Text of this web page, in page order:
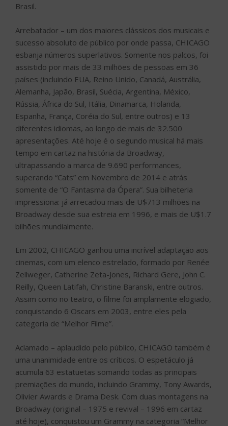
Brasil.
Arrebatador – um dos maiores clássicos dos musicais e
sucesso absoluto de público por onde passa, CHICAGO
esbanja números superlativos. Somente nos palcos, foi
assistido por mais de 33 milhões de pessoas em 36
países (incluindo EUA, Reino Unido, Canadá, Austrália,
Alemanha, Japão, Brasil, Suécia, Argentina, México,
Rússia, África do Sul, Itália, Dinamarca, Holanda,
Espanha, França, Coréia do Sul, entre outros) e 13
diferentes idiomas, ao longo de mais de 32.500
apresentações. Até hoje é o segundo musical há mais
tempo em cartaz na história da Broadway,
ultrapassando a marca de 9.690 performances,
superando “Cats” em Novembro de 2014 e atrás
somente de “O Fantasma da Ópera”. Sua bilheteria
impressiona: já arrecadou mais de U$713 milhões na
Broadway desde sua estreia em 1996, e mais de U$1.7
bilhões mundialmente.
Em 2002, CHICAGO ganhou uma incrível adaptação aos
cinemas, com um elenco estrelado, formado por Renée
Zellweger, Catherine Zeta-Jones, Richard Gere, John C.
Reilly, Queen Latifah, Christine Baranski, entre outros.
Assim como no teatro, o filme foi amplamente elogiado,
conquistando 6 Oscars em 2003, entre eles pela
categoria de “Melhor Filme”.
Aclamado – aplaudido pelo público, CHICAGO também é
uma unanimidade entre os críticos. O espetáculo já
acumula 63 estatuetas somando todas as principais
premiações do mundo, incluindo Grammy, Tony Awards,
Olivier Awards e Drama Desk. Com duas montagens na
Broadway (original – 1975 e revival – 1996 em cartaz
até hoje), conquistou um Grammy na categoria “Melhor